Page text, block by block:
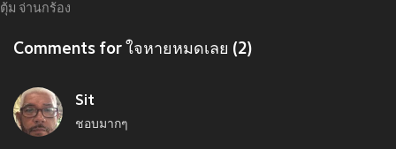
ตุ้ม จ่านกร้อง
Comments for ใจหายหมดเลย (2)
Sit
ชอบมากๆ